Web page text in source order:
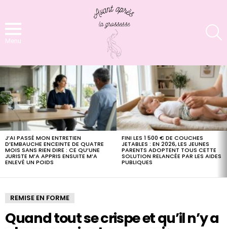
Menu
LATEST
STORIES
J’AI PASSÉ MON ENTRETIEN
D’EMBAUCHE ENCEINTE DE QUATRE
MOIS SANS RIEN DIRE : CE QU’UNE
JURISTE M’A APPRIS ENSUITE M’A
ENLEVÉ UN POIDS
FINI LES 1 500 € DE COUCHES
JETABLES : EN 2026, LES JEUNES
PARENTS ADOPTENT TOUS CETTE
SOLUTION RELANCÉE PAR LES AIDES
PUBLIQUES
REMISE EN FORME
Quand tout se crispe et qu’il n’y a